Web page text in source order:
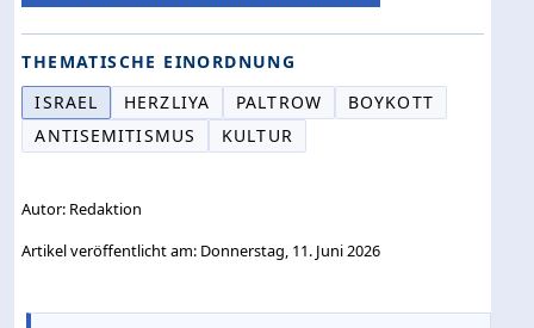
THEMATISCHE EINORDNUNG
ISRAEL
HERZLIYA PALTROW
BOYKOTT
ANTISEMITISMUS
KULTUR
Autor: Redaktion
Artikel veröffentlicht am: Donnerstag, 11. Juni 2026